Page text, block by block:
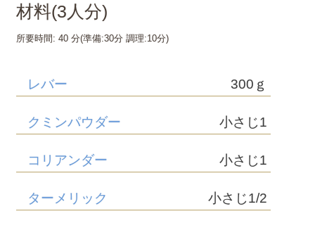
材料(3 人分)
所要時間: 40 分(準備:30分調理:10分)
レバー 300ｇ
クミンパウダー 小さじ1
コリアンダー 小さじ1
ターメリック 小さじ1/2